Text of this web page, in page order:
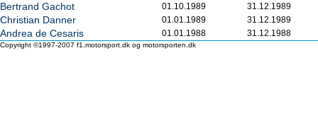
Bertrand Gachot 01.10.1989 31.12.1989
Christian Danner 01.01.1989 31.12.1989
Andrea de Cesaris 01.01.1988 31.12.1988
Copyright ©1997-2007 f1.motorsport.dk og motorsporten.dk